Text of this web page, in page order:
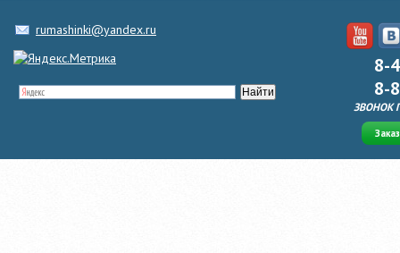
rumashinki@yandex.ru
8-
8-
ЗВОНОК